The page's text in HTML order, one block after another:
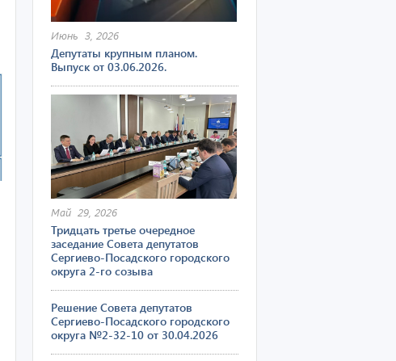
Июнь 3, 2026
Депутаты крупным планом.
Выпуск от 03.06.2026.
Май 29, 2026
Тридцать третье очередное
заседание Совета депутатов
Сергиево-Посадского городского
округа 2-го созыва
Решение Совета депутатов
Сергиево-Посадского городского
округа №2-32-10 от 30.04.2026